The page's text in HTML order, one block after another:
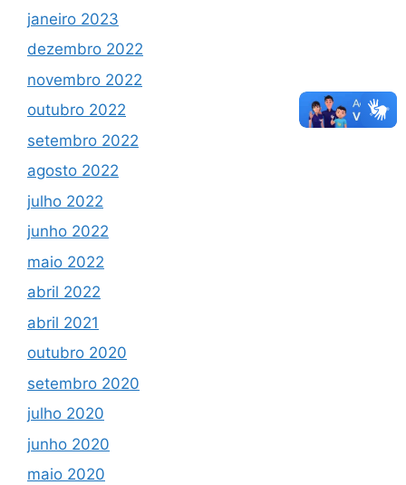
janeiro 2023
dezembro 2022
novembro 2022
outubro 2022
setembro 2022
agosto 2022
julho 2022
junho 2022
maio 2022
abril 2022
abril 2021
outubro 2020
setembro 2020
julho 2020
junho 2020
maio 2020